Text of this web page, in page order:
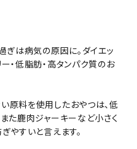
ぎは病気の原因に。ダイエッ
・低脂肪・高タンパク質のお
原料を使用したおやつは、低
た鹿肉ジャーキーなど小さく
やすいと言えます。